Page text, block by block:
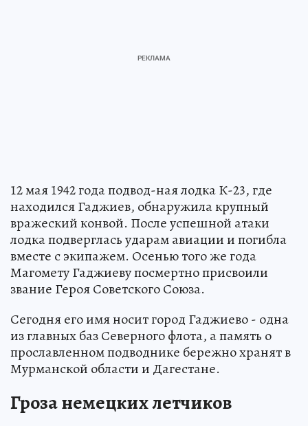
12 мая 1942 года подвод-ная лодка К-23, где
находился Гаджиев, обнаружила крупный
вражеский конвой. После успешной атаки
лодка подверглась ударам авиации и погибла
вместе с экипажем. Осенью того же года
Магомету Гаджиеву посмертно присвоили
звание Героя Советского Союза.
Сегодня его имя носит город Гаджиево - одна
из главных баз Северного флота, а память о
прославленном подводнике бережно хранят в
Мурманской области и Дагестане.
Гроза немецких летчиков